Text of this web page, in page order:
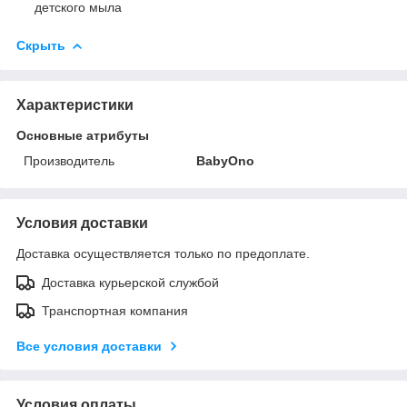
детского мыла
Скрыть
Характеристики
Основные атрибуты
Производитель
BabyOno
Условия доставки
Доставка осуществляется только по предоплате.
Доставка курьерской службой
Транспортная компания
Все условия доставки